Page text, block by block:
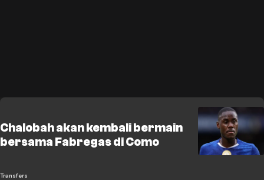
Chalobah akan kembali bermain
bersama Fabregas di Como
Transfers